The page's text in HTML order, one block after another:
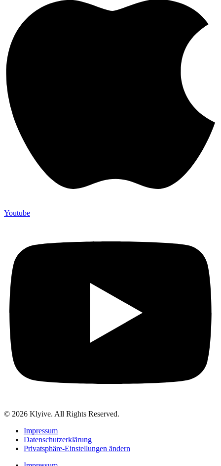
Youtube
© 2026 Klyive. All Rights Reserved.
Impressum
Datenschutzerklärung
Privatsphäre-Einstellungen ändern